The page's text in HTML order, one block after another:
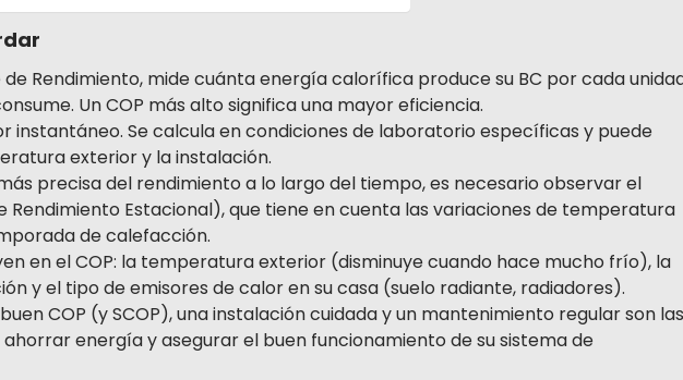
de Rendimiento, mide cuánta energía calorífica produce su BC por cada
Un COP más alto significa una mayor eficiencia.
instantáneo. Se calcula en condiciones de laboratorio específicas y puede
exterior y la instalación.
precisa del rendimiento a lo largo del tiempo, es necesario observar el
Rendimiento Estacional), que tiene en cuenta las variaciones de temperatura
de calefacción.
en el COP: la temperatura exterior (disminuye cuando hace mucho frío), la
y el tipo de emisores de calor en su casa (suelo radiante, radiadores).
COP (y SCOP), una instalación cuidada y un mantenimiento regular son las
energía y asegurar el buen funcionamiento de su sistema de